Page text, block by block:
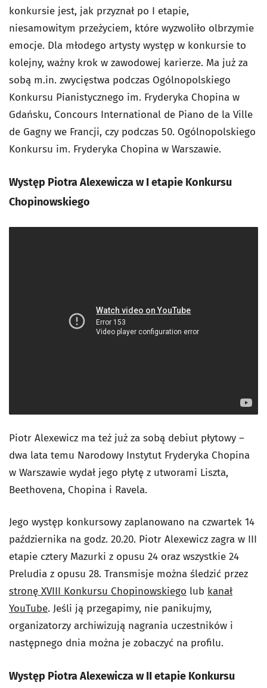
konkursie jest, jak przyznał po I etapie,
niesamowitym przeżyciem, które wyzwoliło olbrzymie
emocje. Dla młodego artysty występ w konkursie to
kolejny, ważny krok w zawodowej karierze. Ma już za
sobą m.in. zwycięstwa podczas Ogólnopolskiego
Konkursu Pianistycznego im. Fryderyka Chopina w
Gdańsku, Concours International de Piano de la Ville
de Gagny we Francji, czy podczas 50. Ogólnopolskiego
Konkursu im. Fryderyka Chopina w Warszawie.
Występ Piotra Alexewicza w I etapie Konkursu
Chopinowskiego
Piotr Alexewicz ma też już za sobą debiut płytowy –
dwa lata temu Narodowy Instytut Fryderyka Chopina
w Warszawie wydał jego płytę z utworami Liszta,
Beethovena, Chopina i Ravela.
Jego występ konkursowy zaplanowano na czwartek 14
października na godz. 20.20. Piotr Alexewicz zagra w III
etapie cztery Mazurki z opusu 24 oraz wszystkie 24
Preludia z opusu 28. Transmisje można śledzić przez
stronę XVIII Konkursu Chopinowskiego lub kanał
YouTube. Jeśli ją przegapimy, nie panikujmy,
organizatorzy archiwizują nagrania uczestników i
następnego dnia można je zobaczyć na profilu.
Występ Piotra Alexewicza w II etapie Konkursu